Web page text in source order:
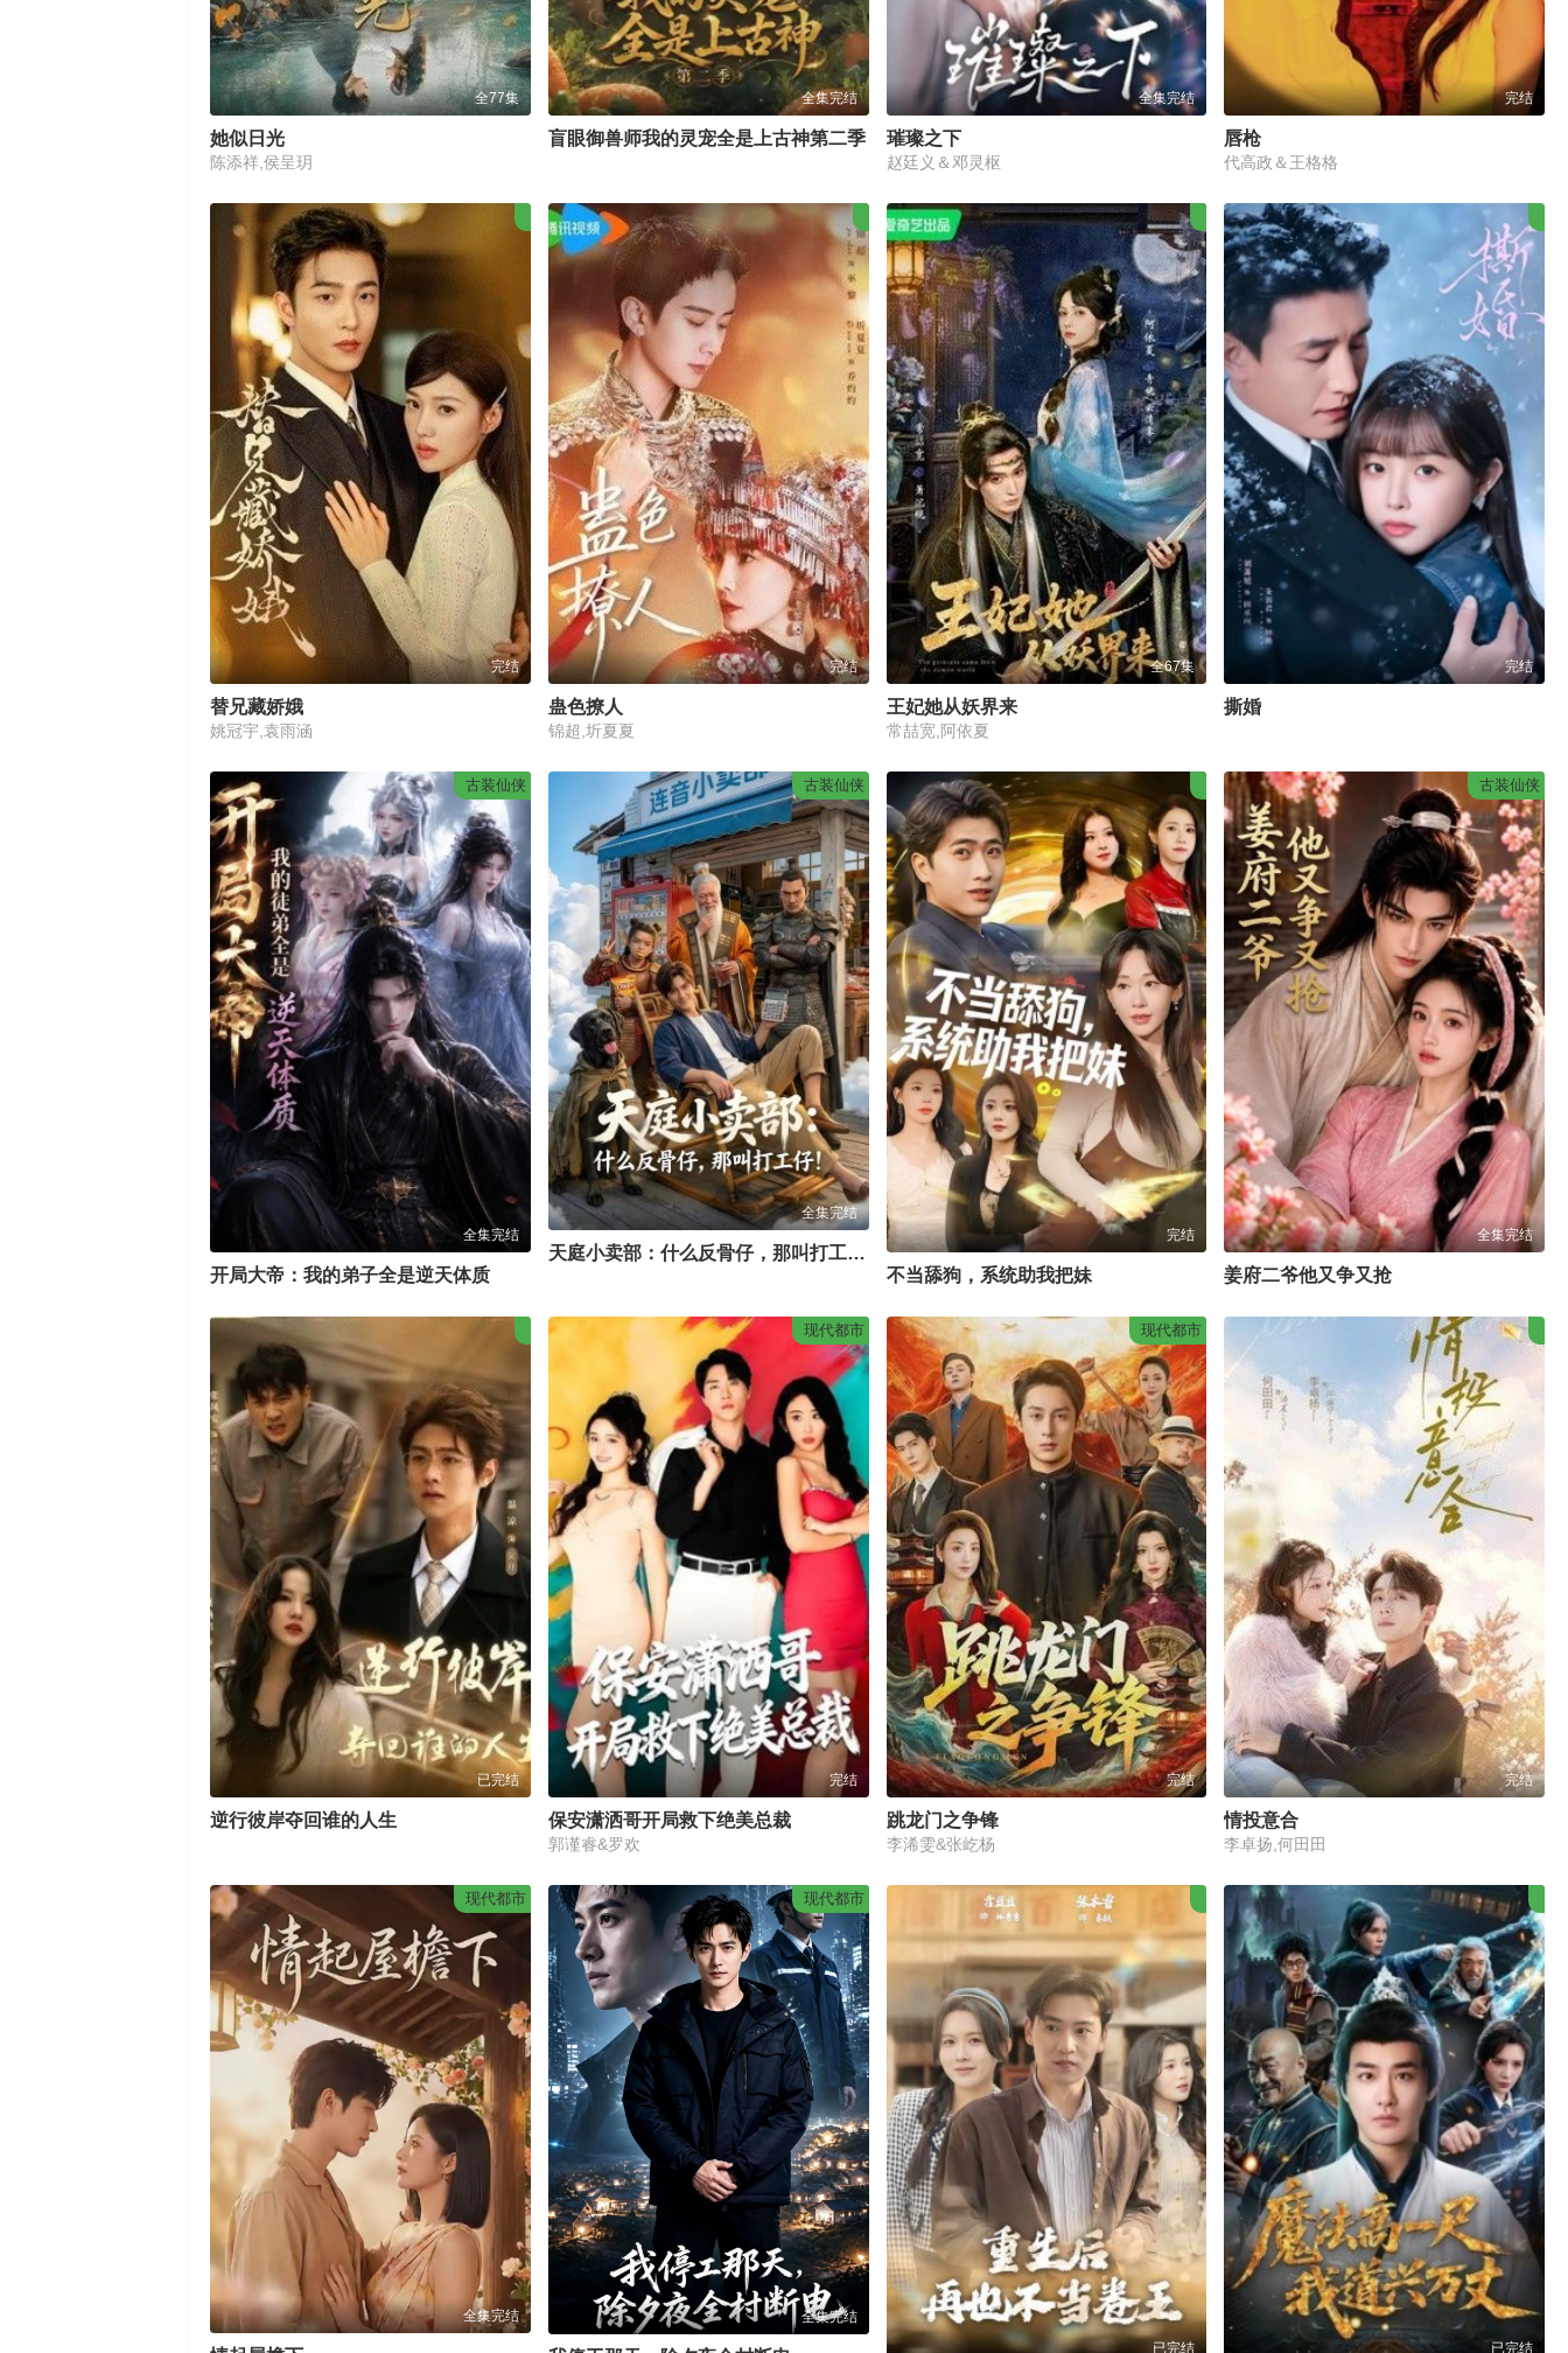
全77集
她似日光
陈添祥,侯呈玥
全集完结
盲眼御兽师我的灵宠全是上古神第二季
全集完结
璀璨之下
赵廷义＆邓灵枢
完结
唇枪
代高政＆王格格
完结
替兄藏娇娥
姚冠宇,袁雨涵
完结
蛊色撩人
锦超,圻夏夏
全67集
王妃她从妖界来
常喆宽,阿依夏
完结
撕婚
古装仙侠
全集完结
开局大帝：我的弟子全是逆天体质
古装仙侠
全集完结
天庭小卖部：什么反骨仔，那叫打工仔！
完结
不当舔狗，系统助我把妹
古装仙侠
全集完结
姜府二爷他又争又抢
已完结
逆行彼岸夺回谁的人生
现代都市
完结
保安潇洒哥开局救下绝美总裁
郭谨睿&罗欢
现代都市
完结
跳龙门之争锋
李浠雯&张屹杨
完结
情投意合
李卓扬,何田田
现代都市
全集完结
现代都市
全集完结
已完结 已完结